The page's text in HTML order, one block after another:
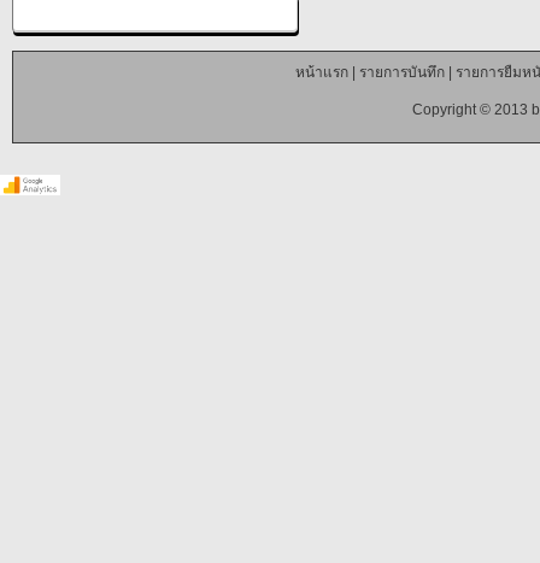
หน้าแรก| รายการบันทึก| รายการยืมห
Copyright © 2013